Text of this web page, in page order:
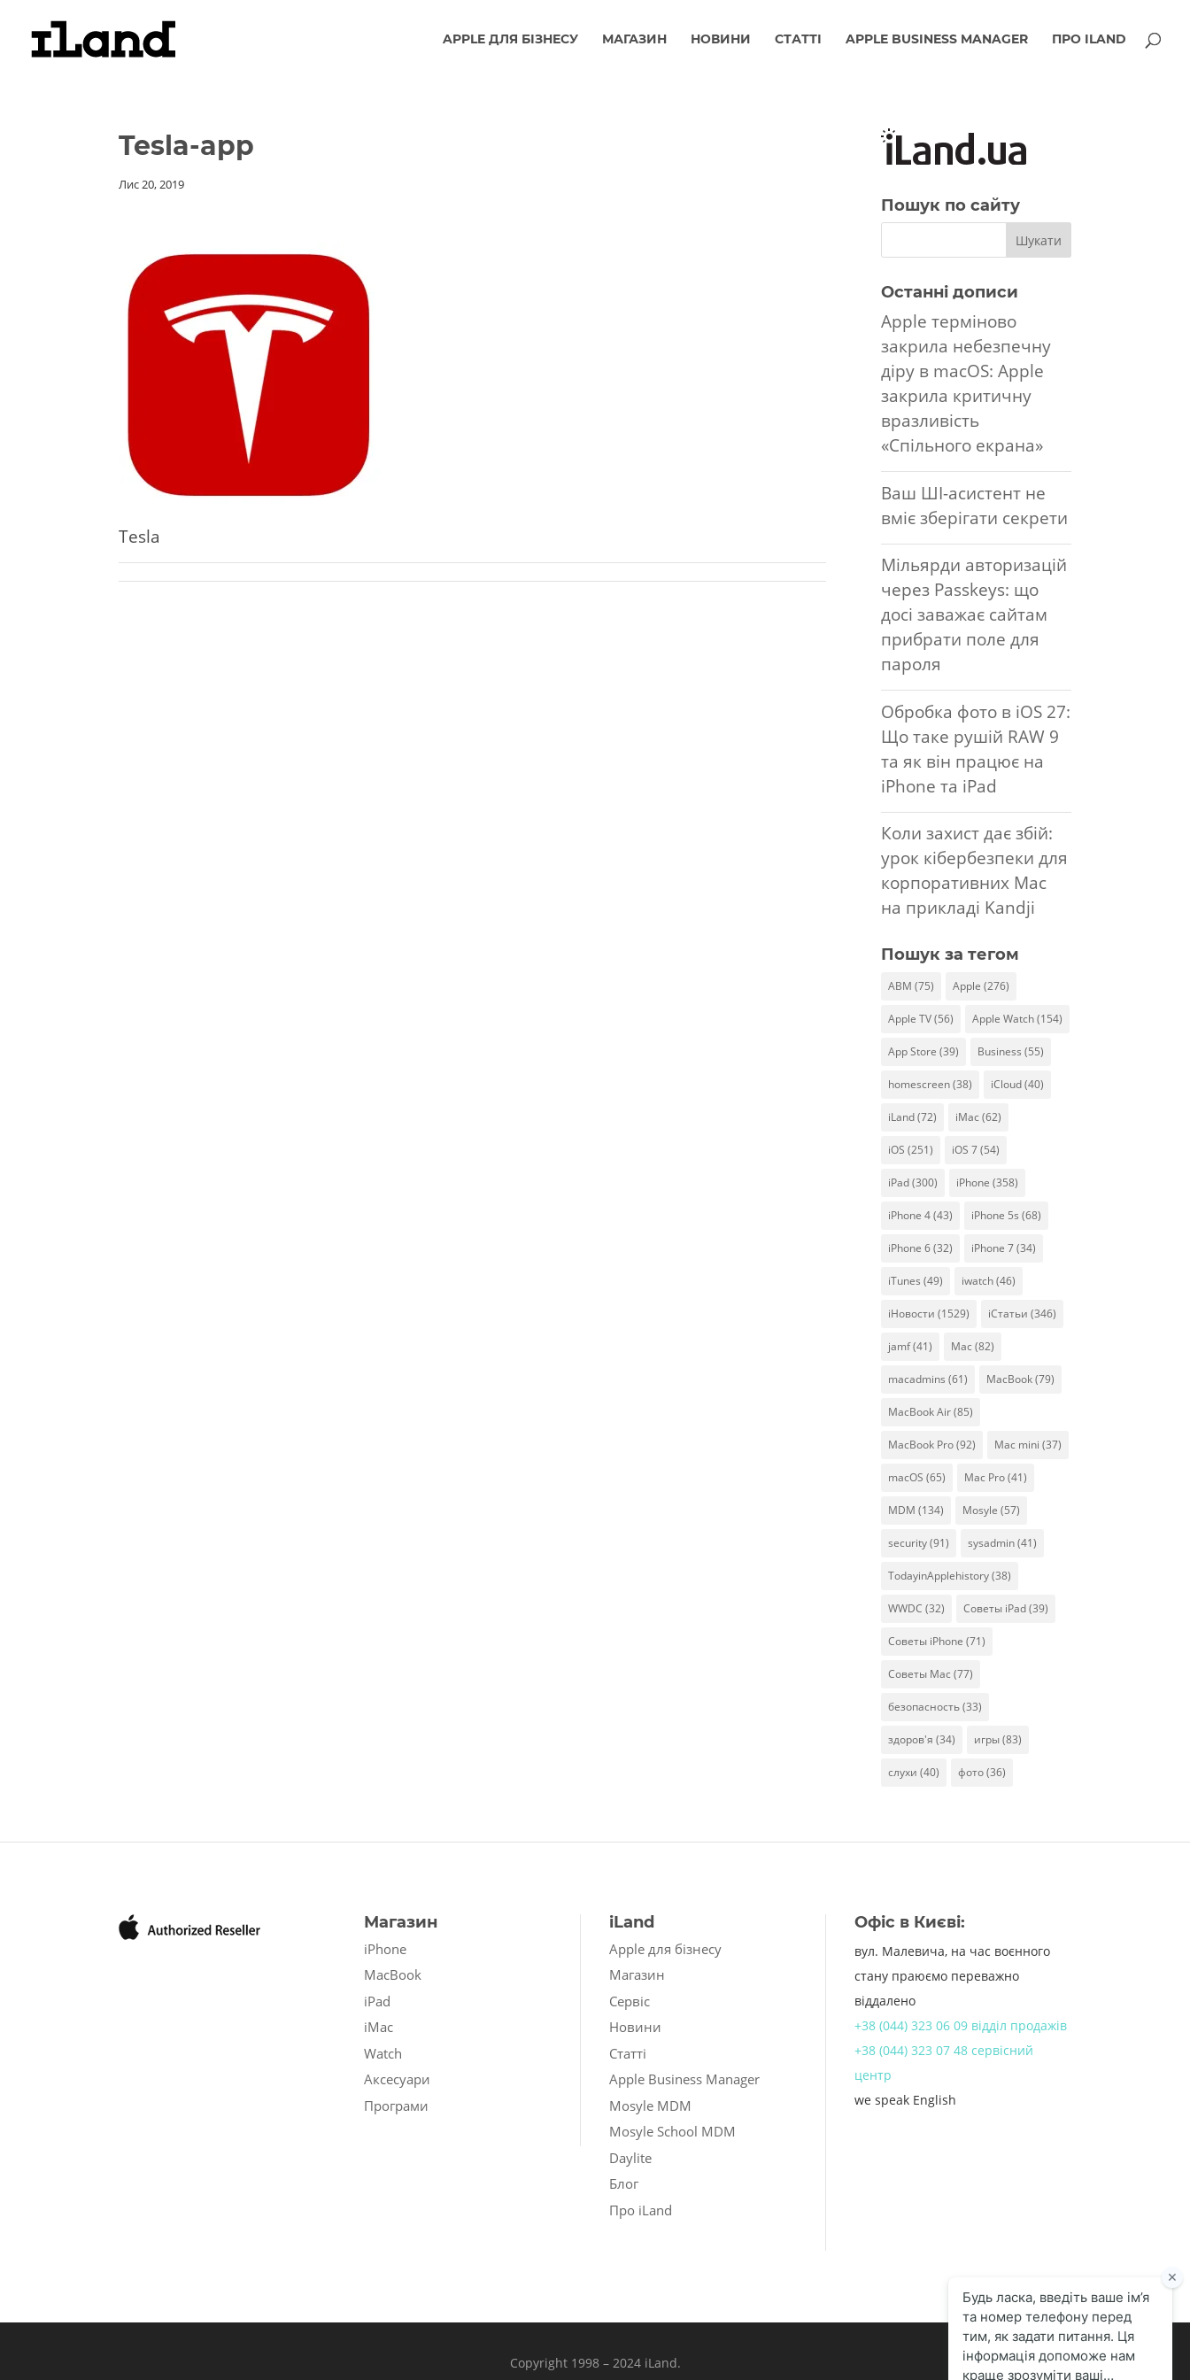
APPLE ДЛЯ БІЗНЕСУ МАГАЗИН НОВИНИ СТАТТІ APPLE BUSINESS MANAGER ПРО ILAND
Tesla-app
Лис 20, 2019
Tesla
Пошук по сайту
Останні дописи
Apple терміново
закрила небезпечну
діру в macOS: Apple
закрила критичну
вразливість
«Спільного екрана»
Ваш ШІ-асистент не
вміє зберігати секрети
Мільярди авторизацій
через Passkeys: що
досі заважає сайтам
прибрати поле для
пароля
Обробка фото в iOS 27:
Що таке рушій RAW 9
та як він працює на
iPhone та iPad
Коли захист дає збій:
урок кібербезпеки для
корпоративних Mac
на прикладі Kandji
Пошук за тегом
ABM (75) Apple (276)
Apple TV(56) Apple Watch(154)
App Store (39) Business (55)
homescreen(38) iCloud(40)
iLand(72) iMac (62)
iOS (251) iOS 7(54)
iPad(300) iPhone (358)
iPhone 4(43) iPhone 5s (68)
iPhone 6(32) iPhone 7(34)
iTunes (49) iwatch(46)
iНовости (1529) iСтатьи (346)
jamf(41) Mac (82)
macadmins (61) MacBook(79)
MacBook Air(85)
MacBook Pro(92) Mac mini (37)
macOS (65) Mac Pro(41)
MDM (134) Mosyle (57)
security(91) sysadmin(41)
TodayinApplehistory(38)
WWDC (32) Советы iPad(39)
Советы iPhone (71)
Советы Mac (77)
безопасность(33)
здоров'я (34) игры(83)
слухи (40) фото(36)
Магазин
iPhone
MacBook
iPad
iMac
Watch
Аксесуари
Програми
iLand
Apple для бізнесу
Магазин
Сервіс
Новини
Статті
Apple Business Manager
Mosyle MDM
Mosyle School MDM
Daylite
Блог
Про iLand
Офіс в Києві:
вул. Малевича, на час воєнного
стану праюємо переважно
віддалено
+38 (044) 323 06 09 відділ продажів
+38 (044) 323 07 48 сервісний
центр
we speak English
Copyright 1998 – 2024 iLand.